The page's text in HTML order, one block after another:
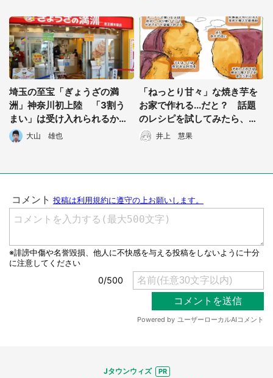
都道府選択
埼玉の至宝「ぎょうざの満
洲」神奈川初上陸 「3割う
まい」は受け入れられるか―
―歴史的瞬間に立ち会ってき
た
大山 雄也
「ねっとり甘々」な焼き芋を
お家で作れる...だと？ 話題
のレシピを試してみたら、簡
単すぎておののいた
井上 慧果
Jタウンウィズ